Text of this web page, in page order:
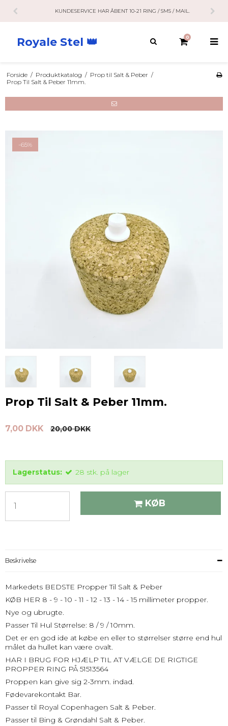
KUNDESERVICE HAR ÅBENT 10-21 RING / SMS / MAIL.
Royale Stel 👑 0
Forside / Produktkatalog / Prop til Salt & Peber /
Prop Til Salt & Peber 11mm.
-65%
Prop Til Salt & Peber 11mm.
7,00 DKK 20,00 DKK
Lagerstatus: 28 stk. på lager
KØB
Beskrivelse
Markedets BEDSTE Propper Til Salt & Peber
KØB HER 8 - 9 - 10 - 11 - 12 - 13 - 14 - 15 millimeter propper.
Nye og ubrugte.
Passer Til Hul Størrelse: 8 / 9 / 10mm.
Det er en god ide at købe en eller to størrelser større end hul
målet da hullet kan være ovalt.
HAR I BRUG FOR HJÆLP TIL AT VÆLGE DE RIGTIGE
PROPPER RING PÅ 51513564
Proppen kan give sig 2-3mm. indad.
Fødevarekontakt Bar.
Passer til Royal Copenhagen Salt & Peber.
Passer til Bing & Grøndahl Salt & Peber.